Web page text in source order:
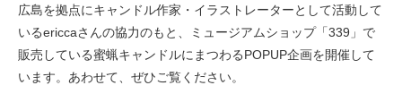
広島を拠点にキャンドル作家・イラストレーターとして活動して
いるericcaさんの協力のもと、ミュージアムショップ「339」で
販売している蜜蝋キャンドルにまつわるPOPUP企画を開催して
います。あわせて、ぜひご覧ください。